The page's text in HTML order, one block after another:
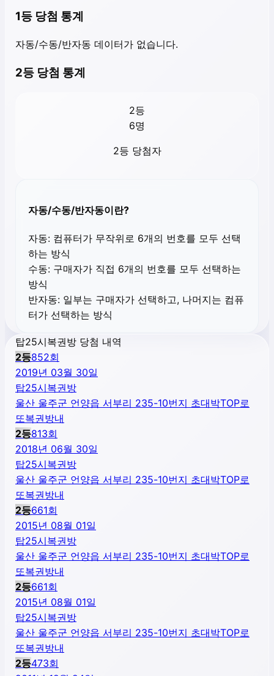
1등 당첨 통계
자동/수동/반자동 데이터가 없습니다.
2등 당첨 통계
2등
6명
2등 당첨자
자동/수동/반자동이란?
자동: 컴퓨터가 무작위로 6개의 번호를 모두 선택
하는 방식
수동: 구매자가 직접 6개의 번호를 모두 선택하는
방식
반자동: 일부는 구매자가 선택하고, 나머지는 컴퓨
터가 선택하는 방식
탑25시복권방 당첨 내역
2등852회
2019년 03월 30일
탑25시복권방
울산 울주군 언양읍 서부리 235-10번지 초대박TOP로
또복권방내
2등813회
2018년 06월 30일
탑25시복권방
울산 울주군 언양읍 서부리 235-10번지 초대박TOP로
또복권방내
2등661회
2015년 08월 01일
탑25시복권방
울산 울주군 언양읍 서부리 235-10번지 초대박TOP로
또복권방내
2등661회
2015년 08월 01일
탑25시복권방
울산 울주군 언양읍 서부리 235-10번지 초대박TOP로
또복권방내
2등473회